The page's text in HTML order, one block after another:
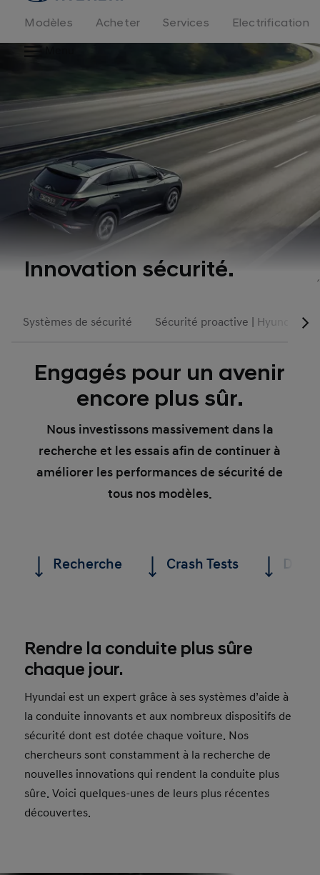
logo
Modèles Acheter Services
Electrification
Innovation sécurité.
Systèmes de sécurité Sécurité proactive | Hyundai
Engagés pour un avenir
encore plus sûr.
Nous investissons massivement dans la
recherche et les essais afin de continuer à
améliorer les performances de sécurité de
tous nos modèles.
Recherche Crash Tests Des
Rendre la conduite plus sûre
chaque jour.
Hyundai est un expert grâce à ses systèmes d’aide à
la conduite innovants et aux nombreux dispositifs de
sécurité dont est dotée chaque voiture. Nos
chercheurs sont constamment à la recherche de
nouvelles innovations qui rendent la conduite plus
sûre. Voici quelques-unes de leurs plus récentes
découvertes.